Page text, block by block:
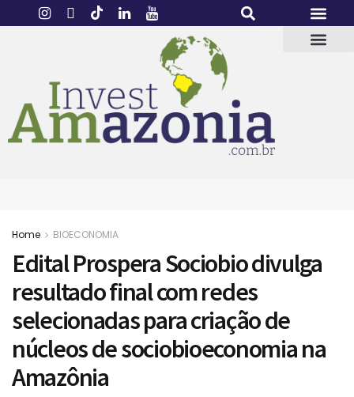
Home BIOECONOMIA
Edital Prospera Sociobio divulga
resultado final com redes
selecionadas para criação de
núcleos de sociobioeconomia na
Amazônia